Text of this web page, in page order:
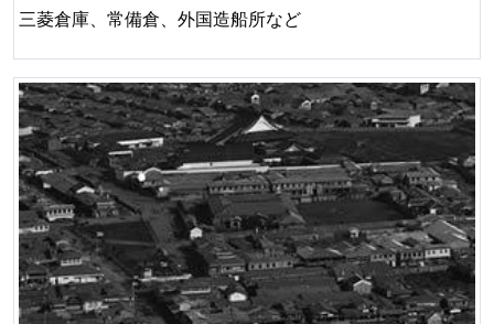
三菱倉庫、常備倉、外国造船所など